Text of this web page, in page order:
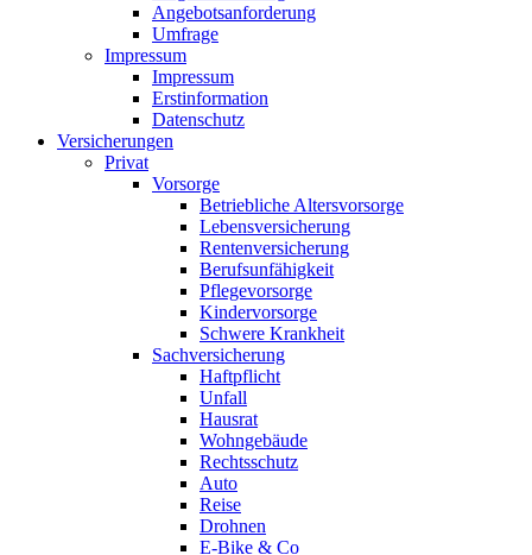
Angebotsanforderung
Umfrage
Impressum
Impressum
Erstinformation
Datenschutz
Versicherungen
Privat
Vorsorge
Betriebliche Altersvorsorge
Lebensversicherung
Rentenversicherung
Berufsunfähigkeit
Pflegevorsorge
Kindervorsorge
Schwere Krankheit
Sachversicherung
Haftpflicht
Unfall
Hausrat
Wohngebäude
Rechtsschutz
Auto
Reise
Drohnen
E-Bike & Co